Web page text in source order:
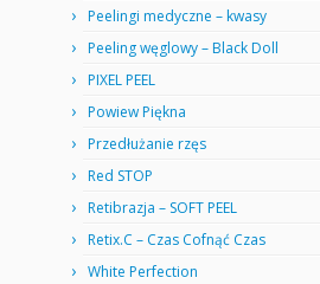
Peelingi medyczne – kwasy
Peeling węglowy – Black Doll
PIXEL PEEL
Powiew Piękna
Przedłużanie rzęs
Red STOP
Retibrazja – SOFT PEEL
Retix.C – Czas Cofnąć Czas
White Perfection